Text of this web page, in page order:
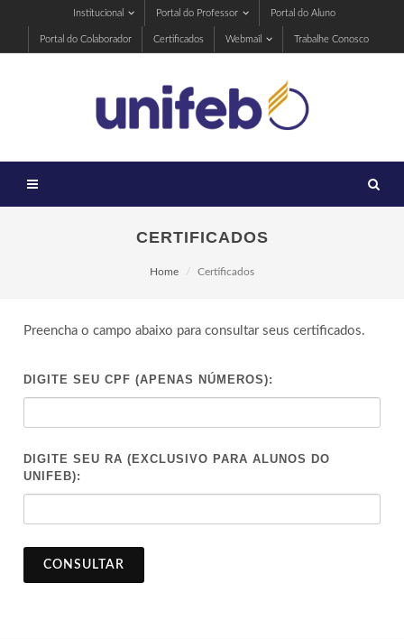
Institucional Portal do Professor Portal do Aluno
Portal do Colaborador Certificados Webmail Trabalhe Conosco
CERTIFICADOS
Home Certificados
Preencha o campo abaixo para consultar seus certificados.
DIGITE SEU CPF (APENAS NÚMEROS):
DIGITE SEU RA (EXCLUSIVO PARA ALUNOS DO
UNIFEB):